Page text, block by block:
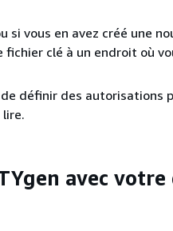
si vous en avez créé une
fichier clé à un endroit où
définir des autorisations
avec